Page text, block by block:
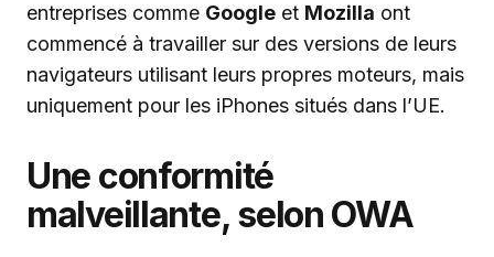
entreprises comme Google et Mozilla ont
commencé à travailler sur des versions de leurs
navigateurs utilisant leurs propres moteurs, mais
uniquement pour les iPhones situés dans l’UE.
Une conformité
malveillante, selon OWA